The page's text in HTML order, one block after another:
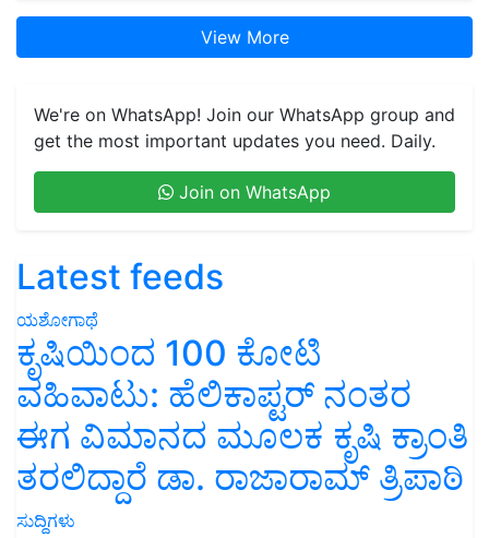
View More
We're on WhatsApp! Join our WhatsApp group and
get the most important updates you need. Daily.
Join on WhatsApp
Latest feeds
ಯಶೋಗಾಥೆ
ಕೃಷಿಯಿಂದ 100 ಕೋಟಿ
ವಹಿವಾಟು: ಹೆಲಿಕಾಪ್ಟರ್ ನಂತರ
ಈಗ ವಿಮಾನದ ಮೂಲಕ ಕೃಷಿ ಕ್ರಾಂತಿ
ತರಲಿದ್ದಾರೆ ಡಾ. ರಾಜಾರಾಮ್ ತ್ರಿಪಾಠಿ
ಸುದ್ದಿಗಳು